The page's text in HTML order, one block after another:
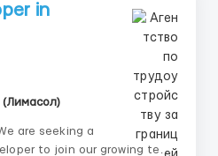
in
(Лимасол)
to join our growing tech